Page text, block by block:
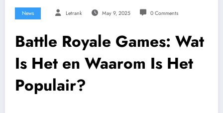
News Letrank May 9, 2025 0 Comments
Battle Royale Games: Wat
Is Het en Waarom Is Het
Populair?